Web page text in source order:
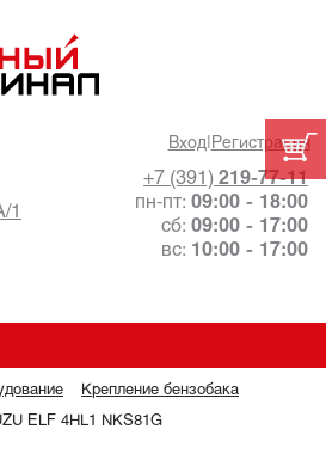
Вход| Регистрация
+7 (391) 219-77-11
пн-пт: 09:00 - 18:00
сб: 09:00 - 17:00
вс: 10:00 - 17:00
1
Крепление бензобака
ELF 4HL1 NKS81G